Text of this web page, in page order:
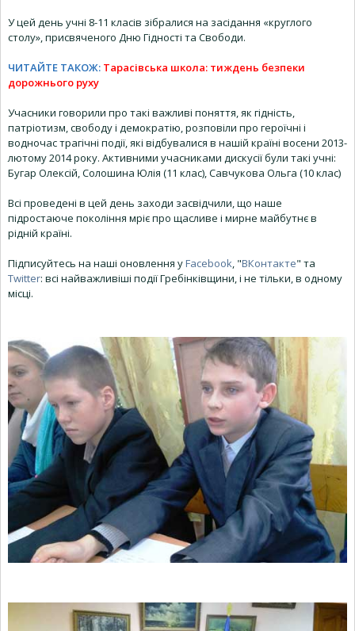
У цей день учні 8-11 класів зібралися на засідання «круглого
столу», присвяченого Дню Гідності та Свободи.
ЧИТАЙТЕ ТАКОЖ: Тарасівська школа: тиждень безпеки
дорожнього руху
Учасники говорили про такі важливі поняття, як гідність,
патріотизм, свободу і демократію, розповіли про героїчні і
водночас трагічні події, які відбувалися в нашій країні восени 2013-
лютому 2014 року. Активними учасниками дискусії були такі учні:
Бугар Олексій, Солошина Юлія (11 клас), Савчукова Ольга (10 клас)
Всі проведені в цей день заходи засвідчили, що наше
підростаюче покоління мріє про щасливе і мирне майбутнє в
рідній країні.
Підписуйтесь на наші оновлення уFacebook , "ВКонтакте" та
Twitter: всі найважливіші події Гребінківщини, і не тільки, в одному
місці.